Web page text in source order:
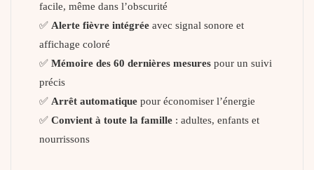
facile, même dans l’obscurité
✅ Alerte fièvre intégrée avec signal sonore et
affichage coloré
✅ Mémoire des 60 dernières mesures pour un suivi
précis
✅ Arrêt automatique pour économiser l’énergie
✅ Convient à toute la famille : adultes, enfants et
nourrissons